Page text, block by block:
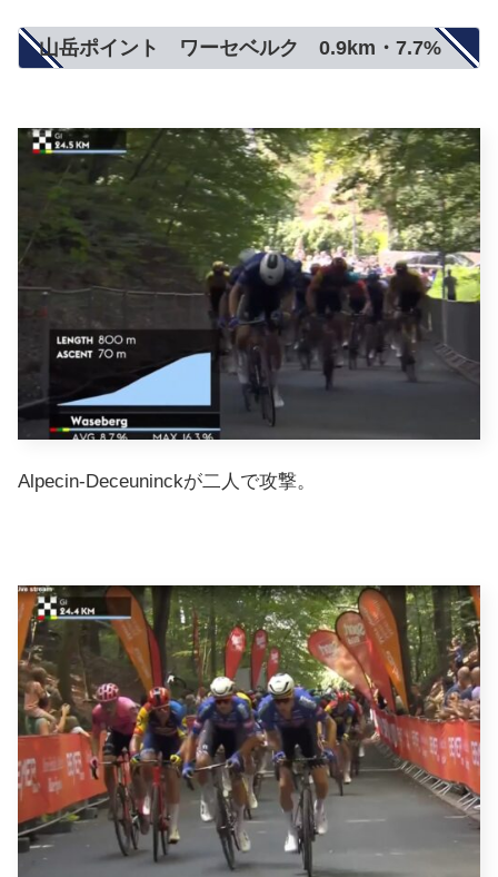
山岳ポイント ワーセベルク 0.9km・7.7%
Alpecin-Deceuninckが二人で攻撃。